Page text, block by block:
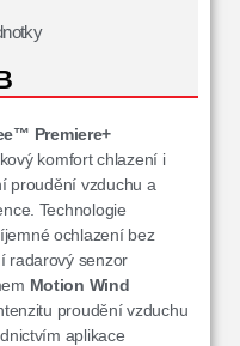
Premiere+
komfort chlazení i
proudění vzduchu a
Technologie
ochlazení bez
radarový senzor
Motion Wind
proudění vzduchu
aplikace